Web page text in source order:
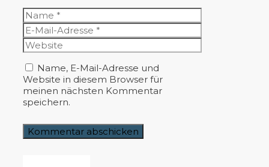
Name
E-
Mail-
Adresse
Website
Name, E-Mail-Adresse und
Website in diesem Browser für
meinen nächsten Kommentar
speichern.